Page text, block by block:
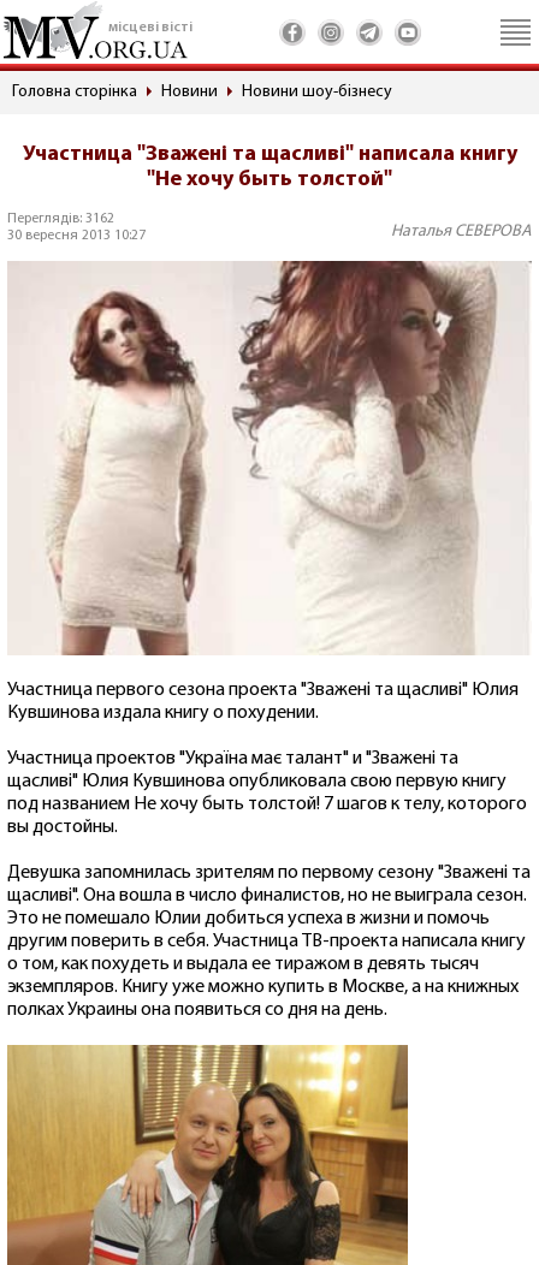
місцеві вісті
Головна сторінка Новини Новини шоу-бізнесу
Участница "Зважені та щасливі" написала книгу
"Не хочу быть толстой"
Переглядів: 3162
30 вересня 2013 10:27
Наталья СЕВЕРОВА
Участница первого сезона проекта "Зважені та щасливі" Юлия
Кувшинова издала книгу о похудении.
Участница проектов "Україна має талант" и "Зважені та
щасливі" Юлия Кувшинова опубликовала свою первую книгу
под названием Не хочу быть толстой! 7 шагов к телу, которого
вы достойны.
Девушка запомнилась зрителям по первому сезону "Зважені та
щасливі". Она вошла в число финалистов, но не выиграла сезон.
Это не помешало Юлии добиться успеха в жизни и помочь
другим поверить в себя. Участница ТВ-проекта написала книгу
о том, как похудеть и выдала ее тиражом в девять тысяч
экземпляров. Книгу уже можно купить в Москве, а на книжных
полках Украины она появиться со дня на день.